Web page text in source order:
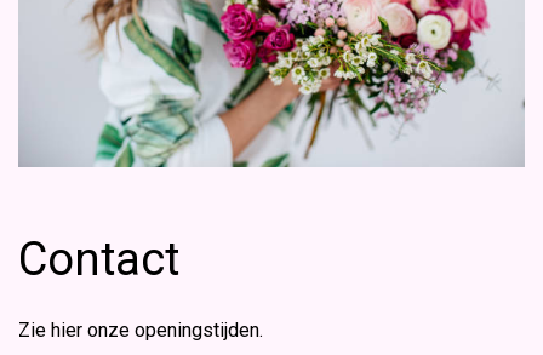
Contact
Zie hier onze openingstijden.